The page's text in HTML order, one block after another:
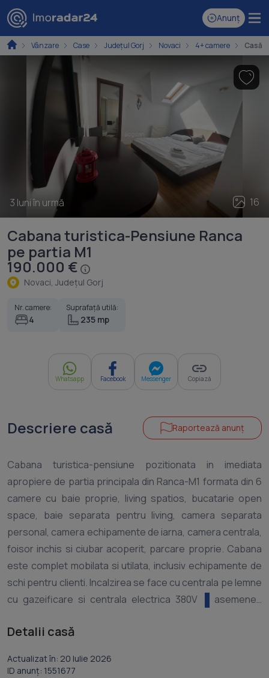
Anunț
Vânzare Case Județul Gorj Novaci 4+ camere Casă
3 luni în urmă 16
Cabana turistica-Pensiune Ranca
pe partia M1
190.000 €
Novaci, Judeţul Gorj
Nr. camere:
4
Suprafață utilă:
235 mp
Whatsapp Facebook Messenger Copiază
Descriere casă Raportează anunț
Cabana turistica-pensiune pozitionata in imediata
apropiere de partia principala din Ranca-M1 formata din 6
camere cu baie proprie, living spatios, bucatarie open
space, baie separata pentru living, camera separata
personal, camera echipamente de iarna, camera centrala,
foisor inchis si ciubar acoperit, parcare proprie. Cabana
este complet mobilata si utilata, inclusiv echipamente de
schi pentru clienti. Incalzirea se face cu centrala pe lemne
cu gazeificare si centrala electrica 380V
asemenea
de business, avand un portofoliu de turisti fideli(exista
Detalii casă
Actualizat în: 20 Iulie 2026
ID anunț: 1551677